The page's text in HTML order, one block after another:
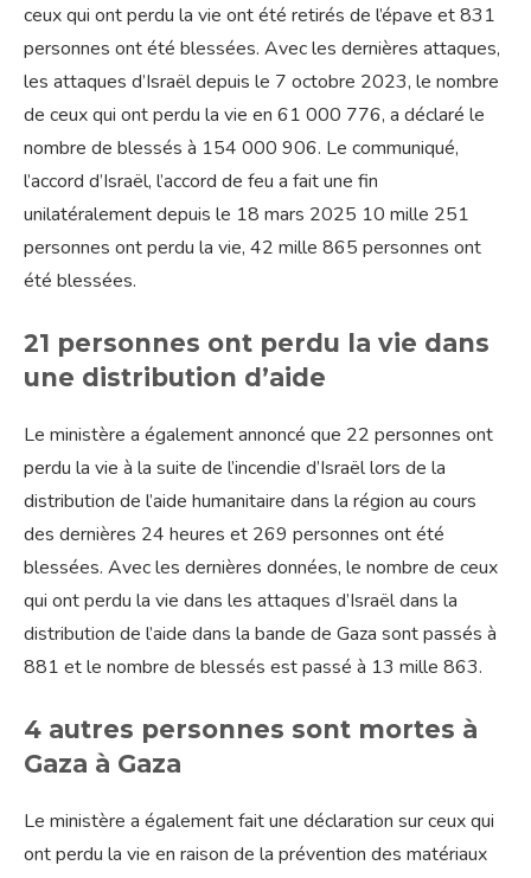
ceux qui ont perdu la vie ont été retirés de l’épave et 831
personnes ont été blessées. Avec les dernières attaques,
les attaques d’Israël depuis le 7 octobre 2023, le nombre
de ceux qui ont perdu la vie en 61 000 776, a déclaré le
nombre de blessés à 154 000 906. Le communiqué,
l’accord d’Israël, l’accord de feu a fait une fin
unilatéralement depuis le 18 mars 2025 10 mille 251
personnes ont perdu la vie, 42 mille 865 personnes ont
été blessées.
21 personnes ont perdu la vie dans
une distribution d’aide
Le ministère a également annoncé que 22 personnes ont
perdu la vie à la suite de l’incendie d’Israël lors de la
distribution de l’aide humanitaire dans la région au cours
des dernières 24 heures et 269 personnes ont été
blessées. Avec les dernières données, le nombre de ceux
qui ont perdu la vie dans les attaques d’Israël dans la
distribution de l’aide dans la bande de Gaza sont passés à
881 et le nombre de blessés est passé à 13 mille 863.
4 autres personnes sont mortes à
Gaza à Gaza
Le ministère a également fait une déclaration sur ceux qui
ont perdu la vie en raison de la prévention des matériaux